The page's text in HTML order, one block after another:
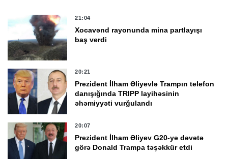
21:04
Xocavənd rayonunda mina partlayışı
baş verdi
20:21
Prezident İlham Əliyevlə Trampın telefon
danışığında TRIPP layihəsinin
əhəmiyyəti vurğulandı
20:07
Prezident İlham Əliyev G20-yə dəvətə
görə Donald Trampa təşəkkür etdi